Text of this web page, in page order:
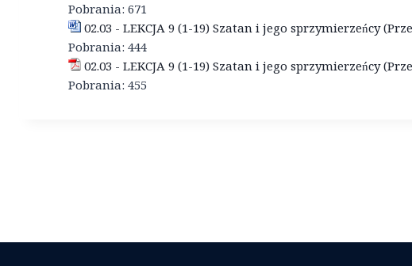
Pobrania: 671
02.03 - LEKCJA 9 (1-19) Szatan i jego sprzymierzeńcy
Pobrania: 444
02.03 - LEKCJA 9 (1-19) Szatan i jego sprzymierzeńcy
Pobrania: 455